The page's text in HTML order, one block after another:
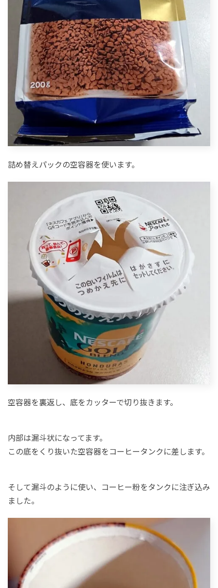
詰め替えパックの空容器を使います。
空容器を裏返し、底をカッターで切り抜きます。
内部は漏斗状になってます。
この底をくり抜いた空容器をコーヒータンクに差します。
そして漏斗のように使い、コーヒー粉をタンクに注ぎ込み
ました。